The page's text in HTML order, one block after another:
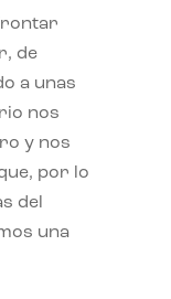
de
a unas
nos
y nos
por lo
del
una